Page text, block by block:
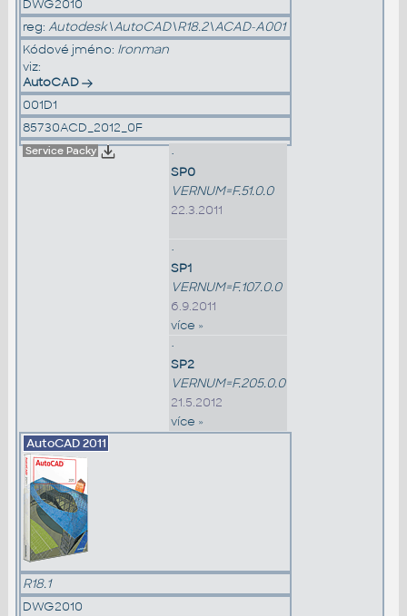
DWG2010
reg: Autodesk\AutoCAD\R18.2\ACAD-A001
Kódové jméno: Ironman
viz:
AutoCAD
001D1
85730ACD_2012_0F
Service Packy
•
SP0
VERNUM=F.51.0.0
22.3.2011
•
SP1
VERNUM=F.107.0.0
6.9.2011
více »
•
SP2
VERNUM=F.205.0.0
21.5.2012
více »
AutoCAD2011
R18.1
DWG2010